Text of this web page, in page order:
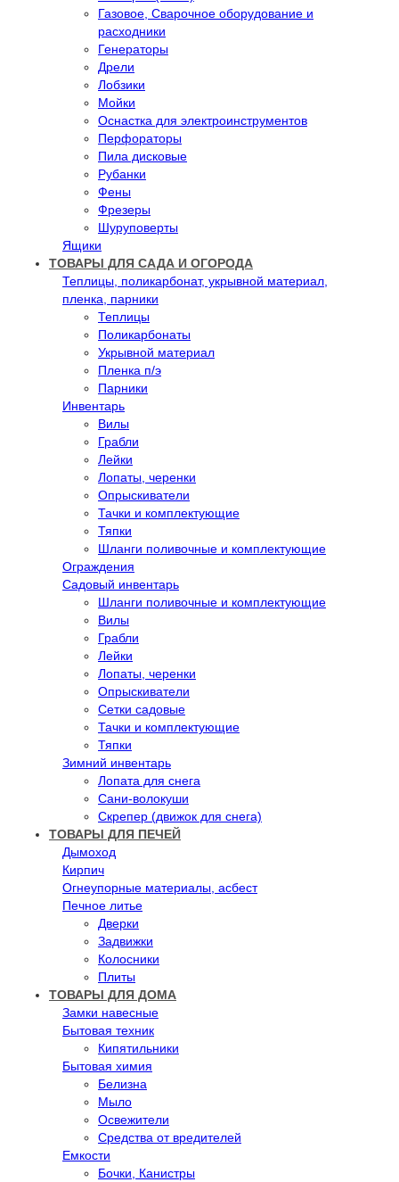
Газовое, Сварочное оборудование и
расходники
Генераторы
Дрели
Лобзики
Мойки
Оснастка для электроинструментов
Перфораторы
Пила дисковые
Рубанки
Фены
Фрезеры
Шуруповерты
Ящики
ТОВАРЫ ДЛЯ САДА И ОГОРОДА
Теплицы, поликарбонат, укрывной материал,
пленка, парники
Теплицы
Поликарбонаты
Укрывной материал
Пленка п/э
Парники
Инвентарь
Вилы
Грабли
Лейки
Лопаты, черенки
Опрыскиватели
Тачки и комплектующие
Тяпки
Шланги поливочные и комплектующие
Ограждения
Садовый инвентарь
Шланги поливочные и комплектующие
Вилы
Грабли
Лейки
Лопаты, черенки
Опрыскиватели
Сетки садовые
Тачки и комплектующие
Тяпки
Зимний инвентарь
Лопата для снега
Сани-волокуши
Скрепер (движок для снега)
ТОВАРЫ ДЛЯ ПЕЧЕЙ
Дымоход
Кирпич
Огнеупорные материалы, асбест
Печное литье
Дверки
Задвижки
Колосники
Плиты
ТОВАРЫ ДЛЯ ДОМА
Замки навесные
Бытовая техник
Кипятильники
Бытовая химия
Белизна
Мыло
Освежители
Средства от вредителей
Емкости
Бочки, Канистры